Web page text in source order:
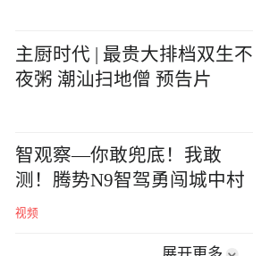
主厨时代 | 最贵大排档双生不
夜粥 潮汕扫地僧 预告片
智观察—你敢兜底！我敢
测！腾势N9智驾勇闯城中村
视频